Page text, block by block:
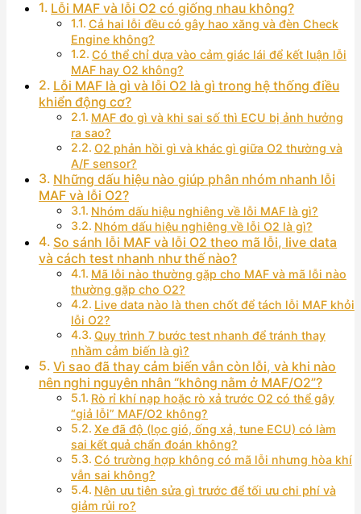
Lỗi MAF và lỗi O2 có giống nhau không?
Cả hai lỗi đều có gây hao xăng và đèn Check
Engine không?
Có thể chỉ dựa vào cảm giác lái để kết luận lỗi
MAF hay O2 không?
Lỗi MAF là gì và lỗi O2 là gì trong hệ thống điều
khiển động cơ?
MAF đo gì và khi sai số thì ECU bị ảnh hưởng
ra sao?
O2 phản hồi gì và khác gì giữa O2 thường và
A/F sensor?
Những dấu hiệu nào giúp phân nhóm nhanh lỗi
MAF và lỗi O2?
Nhóm dấu hiệu nghiêng về lỗi MAF là gì?
Nhóm dấu hiệu nghiêng về lỗi O2 là gì?
So sánh lỗi MAF và lỗi O2 theo mã lỗi, live data
và cách test nhanh như thế nào?
Mã lỗi nào thường gặp cho MAF và mã lỗi nào
thường gặp cho O2?
Live data nào là then chốt để tách lỗi MAF khỏi
lỗi O2?
Quy trình 7 bước test nhanh để tránh thay
nhầm cảm biến là gì?
Vì sao đã thay cảm biến vẫn còn lỗi, và khi nào
nên nghi nguyên nhân “không nằm ở MAF/O2”?
Rò rỉ khí nạp hoặc rò xả trước O2 có thể gây
“giả lỗi” MAF/O2 không?
Xe đã độ (lọc gió, ống xả, tune ECU) có làm
sai kết quả chẩn đoán không?
Có trường hợp không có mã lỗi nhưng hòa khí
vẫn sai không?
Nên ưu tiên sửa gì trước để tối ưu chi phí và
giảm rủi ro?